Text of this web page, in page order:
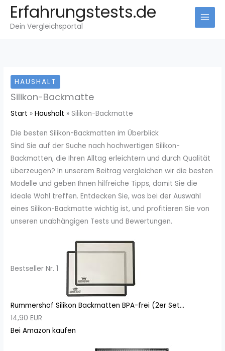
Inhalt
springen
Erfahrungstests.de
Dein Vergleichsportal
HAUSHALT
Silikon-Backmatte
Start Haushalt Silikon-Backmatte
Die besten Silikon-Backmatten im Überblick
Sind Sie auf der Suche nach hochwertigen Silikon-
Backmatten, die Ihren Alltag erleichtern und durch Qualität
überzeugen? In unserem Beitrag vergleichen wir die besten
Modelle und geben Ihnen hilfreiche Tipps, damit Sie die
ideale Wahl treffen. Entdecken Sie, was bei der Auswahl
eines Silikon-Backmatte wichtig ist, und profitieren Sie von
unseren unabhängigen Tests und Bewertungen.
Bestseller Nr. 1
Rummershof Silikon Backmatten BPA-frei (2er Set...
14,90 EUR
Bei Amazon kaufen